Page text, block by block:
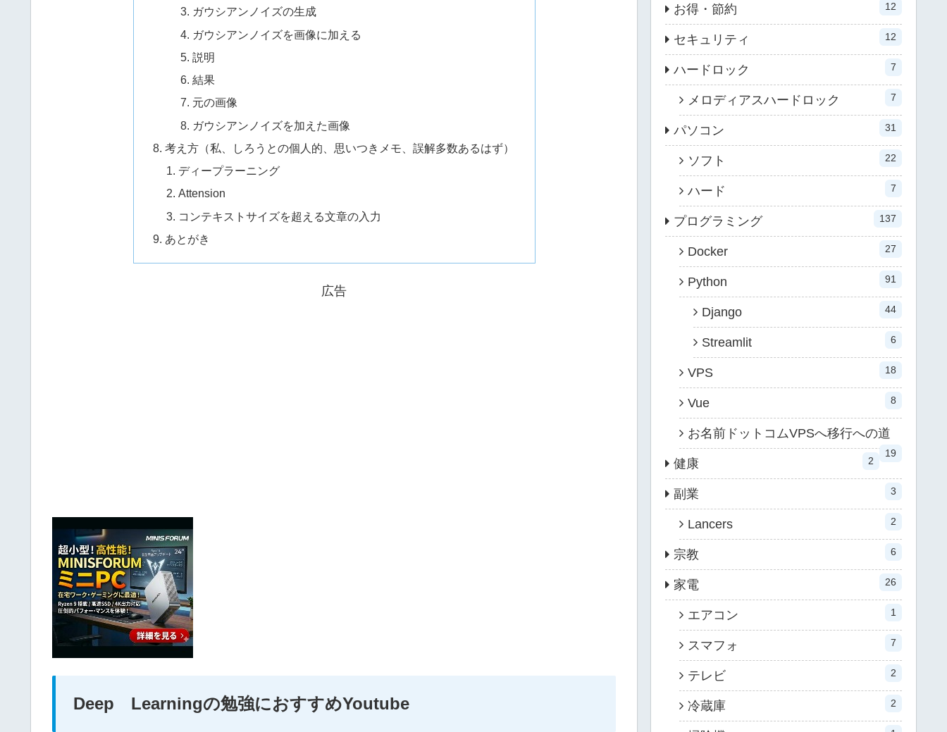
ガウシアンノイズの生成
ガウシアンノイズを画像に加える
説明
結果
元の画像
ガウシアンノイズを加えた画像
考え方（私、しろうとの個人的、思いつきメモ、誤解多数あるはず）
ディープラーニング
Attension
コンテキストサイズを超える文章の入力
あとがき
広告
Deep Learningの勉強におすすめYoutube
お得・節約 12
セキュリティ 12
ハードロック 7
メロディアスハードロック 7
パソコン 31
ソフト 22
ハード 7
プログラミング 137
Docker 27
Python 91
Django 44
Streamlit 6
VPS 18
Vue 8
お名前ドットコムVPSへ移行への道
19
健康 2
副業 3
Lancers 2
宗教 6
家電 26
エアコン 1
スマフォ 7
テレビ 2
冷蔵庫 2